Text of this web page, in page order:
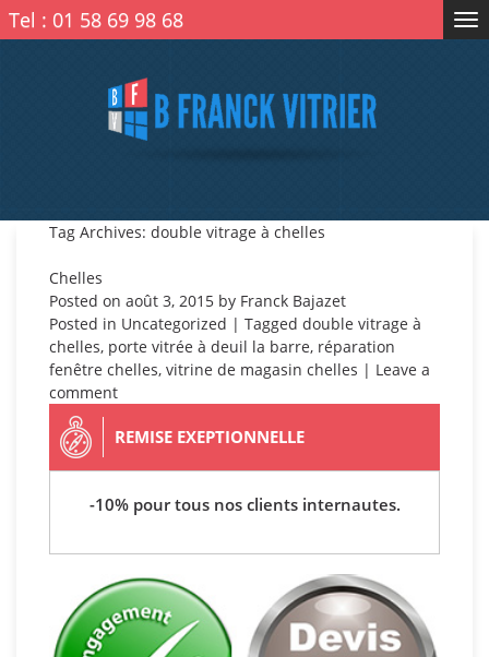
Tel : 01 58 69 98 68
Tag Archives: double vitrage à chelles
Chelles
Posted on août 3, 2015 by Franck Bajazet
Posted in Uncategorized | Tagged double vitrage à
chelles, porte vitrée à deuil la barre, réparation
fenêtre chelles, vitrine de magasin chelles | Leave a
comment
REMISE EXEPTIONNELLE
-10% pour tous nos clients internautes.